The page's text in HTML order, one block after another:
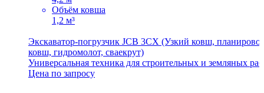
Объём ковша
1,2 м³
Экскаватор-погрузчик JCB 3CХ (Узкий ковш,
ковш, гидромолот, сваекрут)
Универсальная техника для строительных и земляных
Цена по запросу